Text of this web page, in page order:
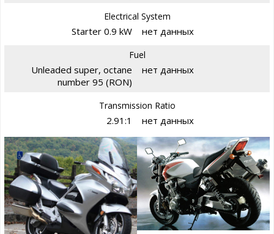
Electrical System
Starter 0.9 kW нет данных
Fuel
Unleaded super, octane
number 95 (RON)
нет данных
Transmission Ratio
2.91:1 нет данных